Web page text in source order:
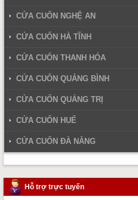
CỬA CUỐN NGHỆ AN
CỬA CUỐN HÀ TĨNH
CỬA CUỐN THANH HÓA
CỬA CUỐN QUẢNG BÌNH
CỬA CUỐN QUẢNG TRỊ
CỬA CUỐN HUẾ
CỬA CUỐN ĐÀ NẴNG
Hỗ trợ trực tuyến